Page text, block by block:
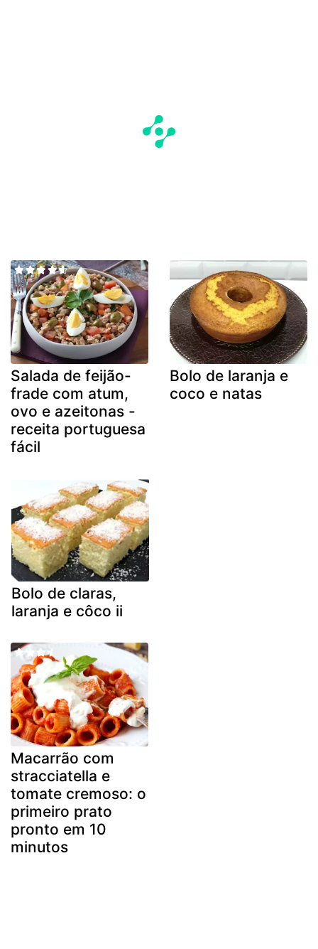
Salada de feijão-
frade com atum,
ovo e azeitonas -
receita portuguesa
fácil
Bolo de laranja e
coco e natas
Bolo de claras,
laranja e côco ii
Macarrão com
stracciatella e
tomate cremoso: o
primeiro prato
pronto em 10
minutos